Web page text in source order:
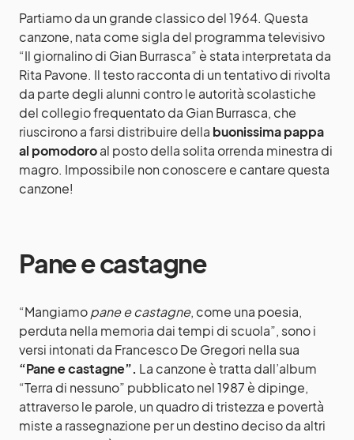
Partiamo da un grande classico del 1964. Questa
canzone, nata come sigla del programma televisivo
“Il giornalino di Gian Burrasca” è stata interpretata da
Rita Pavone. Il testo racconta di un tentativo di rivolta
da parte degli alunni contro le autorità scolastiche
del collegio frequentato da Gian Burrasca, che
riuscirono a farsi distribuire della buonissima pappa
al pomodoroal posto della solita orrenda minestra di
magro. Impossibile non conoscere e cantare questa
canzone!
Pane e castagne
“Mangiamopane e castagne, come una poesia,
perduta nella memoria dai tempi di scuola”, sono i
versi intonati da Francesco De Gregori nella sua
“Pane e castagne”. La canzone è tratta dall’album
“Terra di nessuno” pubblicato nel 1987 è dipinge,
attraverso le parole, un quadro di tristezza e povertà
miste a rassegnazione per un destino deciso da altri